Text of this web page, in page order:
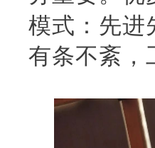
模式： 先进
有条不紊，